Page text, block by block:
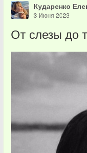
Кударенко
3 Июня 2023
От слезы до